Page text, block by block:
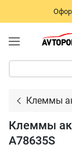
Клеммы
Клеммы
A78635S